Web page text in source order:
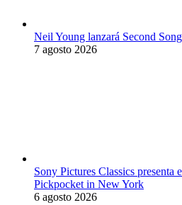
Neil Young lanzará Second
7 agosto 2026
Sony Pictures Classics
Pickpocket in New York
6 agosto 2026